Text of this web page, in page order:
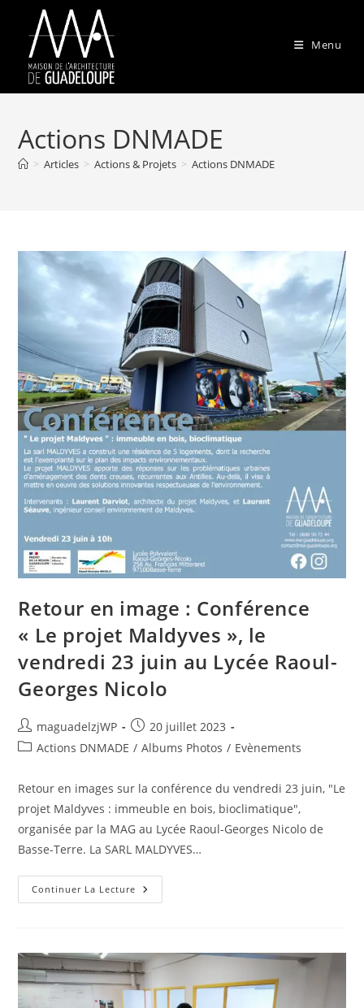
content
Menu
Actions DNMADE
> Articles > Actions & Projets > Actions DNMADE
Retour en image : Conférence
« Le projet Maldyves », le
vendredi 23 juin au Lycée Raoul-
Georges Nicolo
Auteur/autrice
de
maguadelzjWP
Publication
publiée :
20 juillet 2023
PostActions DNMADE / Albums Photos / Evènements
Retour en images sur la conférence du vendredi 23 juin, "Le
projet Maldyves : immeuble en bois, bioclimatique",
organisée par la MAG au Lycée Raoul-Georges Nicolo de
Basse-Terre. La SARL MALDYVES…
Continuer La Lecture Retour
En
Projet
Maldyves »,
Le
Vendredi